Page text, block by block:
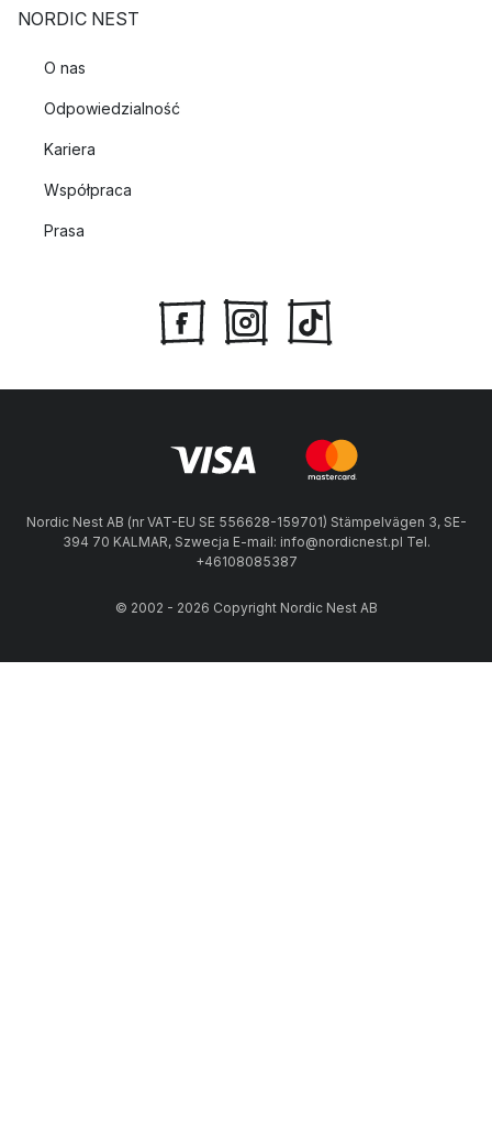
NORDIC NEST
O nas
Odpowiedzialność
Kariera
Współpraca
Prasa
Nordic Nest AB (nr VAT-EU SE 556628-159701) Stämpelvägen 3, SE-
394 70 KALMAR, Szwecja E-mail: info@nordicnest.pl Tel.
+46108085387
© 2002 - 2026 Copyright Nordic Nest AB